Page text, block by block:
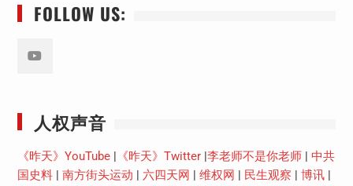
FOLLOW US:
人权声音
《昨天》YouTube| 《昨天》Twitter| 李老师不是你老师| 中共
国史料| 南方街头运动 六四天网 维权网 民生观察 博讯|